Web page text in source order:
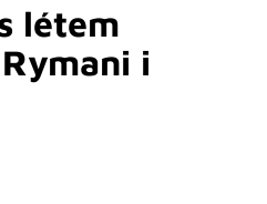
létem
i